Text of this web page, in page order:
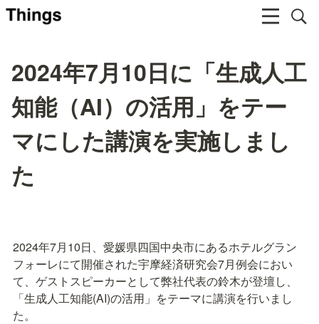
2024年7月10日に「生成人工
知能（AI）の活用」をテー
マにした講演を実施しまし
た
2024年7月10日、愛媛県四国中央市にあるホテルグラン
フォーレにて開催された宇摩経済研究会7月例会におい
て、ゲストスピーカーとして弊社代表の鈴木が登壇し、
「生成人工知能(AI)の活用」をテーマに講演を行いまし
た。